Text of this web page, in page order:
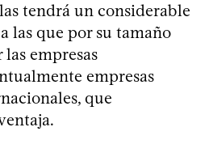
tendrá un considerable
las que por su tamaño
empresas
empresas
que